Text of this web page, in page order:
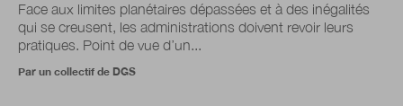
Face aux limites planétaires dépassées et à des inégalités
qui se creusent, les administrations doivent revoir leurs
pratiques. Point de vue d’un...
Par un collectif de DGS